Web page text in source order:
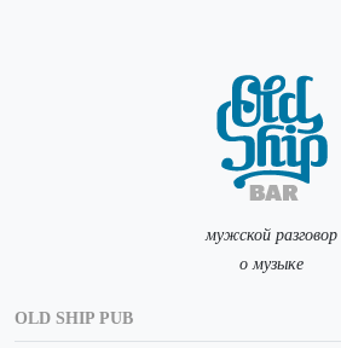
мужской разговор
о музыке
OLD SHIP PUB